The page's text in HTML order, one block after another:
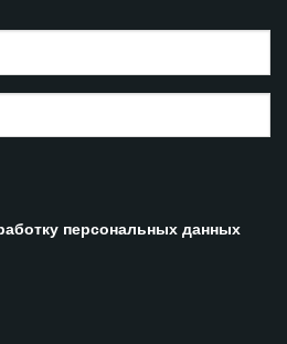
персональных данных